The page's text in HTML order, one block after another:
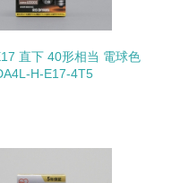
直下 40形相当 電球色
H-E17-4T5